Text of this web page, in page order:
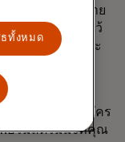
ยวข้องกับการจ่าย
ผมได้รับความไว้
ทางเดียวกัน และ
ลี่ยนแปลงครั้ง
” และสมัคร
อร์มสตรีมมิ่งที่คุณ
ธทั้งหมด